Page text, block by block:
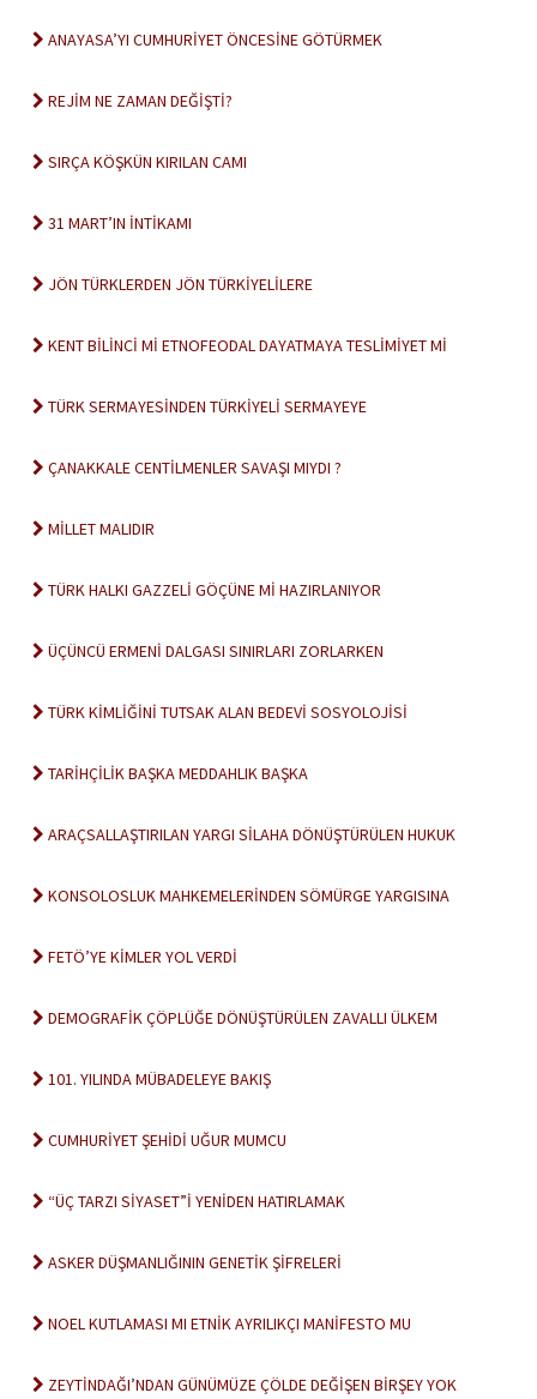
ANAYASA’YI CUMHURİYET ÖNCESİNE GÖTÜRMEK
REJİM NE ZAMAN DEĞİŞTİ?
SIRÇA KÖŞKÜN KIRILAN CAMI
31 MART’IN İNTİKAMI
JÖN TÜRKLERDEN JÖN TÜRKİYELİLERE
KENT BİLİNCİ Mİ ETNOFEODAL DAYATMAYA TESLİMİYET Mİ
TÜRK SERMAYESİNDEN TÜRKİYELİ SERMAYEYE
ÇANAKKALE CENTİLMENLER SAVAŞI MIYDI ?
MİLLET MALIDIR
TÜRK HALKI GAZZELİ GÖÇÜNE Mİ HAZIRLANIYOR
ÜÇÜNCÜ ERMENİ DALGASI SINIRLARI ZORLARKEN
TÜRK KİMLİĞİNİ TUTSAK ALAN BEDEVİ SOSYOLOJİSİ
TARİHÇİLİK BAŞKA MEDDAHLIK BAŞKA
ARAÇSALLAŞTIRILAN YARGI SİLAHA DÖNÜŞTÜRÜLEN HUKUK
KONSOLOSLUK MAHKEMELERİNDEN SÖMÜRGE YARGISINA
FETÖ’YE KİMLER YOL VERDİ
DEMOGRAFİK ÇÖPLÜĞE DÖNÜŞTÜRÜLEN ZAVALLI ÜLKEM
101. YILINDA MÜBADELEYE BAKIŞ
CUMHURİYET ŞEHİDİ UĞUR MUMCU
“ÜÇ TARZI SİYASET”İ YENİDEN HATIRLAMAK
ASKER DÜŞMANLIĞININ GENETİK ŞİFRELERİ
NOEL KUTLAMASI MI ETNİK AYRILIKÇI MANİFESTO MU
ZEYTİNDAĞI’NDAN GÜNÜMÜZE ÇÖLDE DEĞİŞEN BİRŞEY YOK